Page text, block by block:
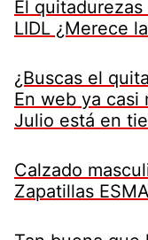
El
LIDL ¿Merece
¿Buscas el
En web ya casi
Julio está en
Calzado
Zapatillas